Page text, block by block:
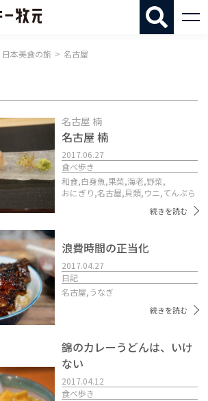
日本美食の旅 名古屋
名古屋 楠
名古屋 楠
2017.06.27
食べ歩き
和食,白身魚,果菜,海老,野菜,
おにぎり,名古屋,貝類,ウニ,てんぷら
続きを読む
浪費時間の正当化
2017.04.27
日記
名古屋,うなぎ
続きを読む
錦のカレーうどんは、いけ
ない
2017.04.12
食べ歩き